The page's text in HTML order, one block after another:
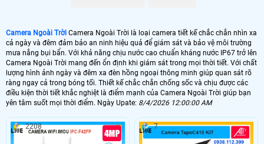
Camera Ngoài Trời Camera Ngoài Trời là loại camera tiết kế chắc chắn nhìn xa
cả ngày và đêm đảm bảo an ninh hiệu quả để giám sát và bảo vệ môi trường
mưa nắng bụi bẩn. Với khả năng chịu nước cao chuẩn kháng nước IP67 trở lên
Camera Ngoài Trời mang đến ổn định khi giám sát trong mọi thời tiết. Với chất
lượng hình ảnh ngày và đêm xa đèn hồng ngoại thông minh giúp quan sát rõ
ràng ngay cả trong bóng tối. Thiết kế chắc chắn chống sốc và chịu được các
điều kiện thời tiết khắc nghiệt là điểm mạnh của Camera Ngoài Trời giúp bạn
yên tâm suốt mọi thời điểm. Ngày Upate: 8/4/2026 12:00:00 AM
2208 7